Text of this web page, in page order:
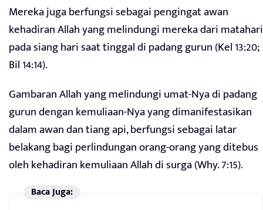
Mereka juga berfungsi sebagai pengingat awan
kehadiran Allah yang melindungi mereka dari matahari
pada siang hari saat tinggal di padang gurun (Kel 13:20;
Bil 14:14).
Gambaran Allah yang melindungi umat-Nya di padang
gurun dengan kemuliaan-Nya yang dimanifestasikan
dalam awan dan tiang api, berfungsi sebagai latar
belakang bagi perlindungan orang-orang yang ditebus
oleh kehadiran kemuliaan Allah di surga (Why. 7:15).
Baca Juga: